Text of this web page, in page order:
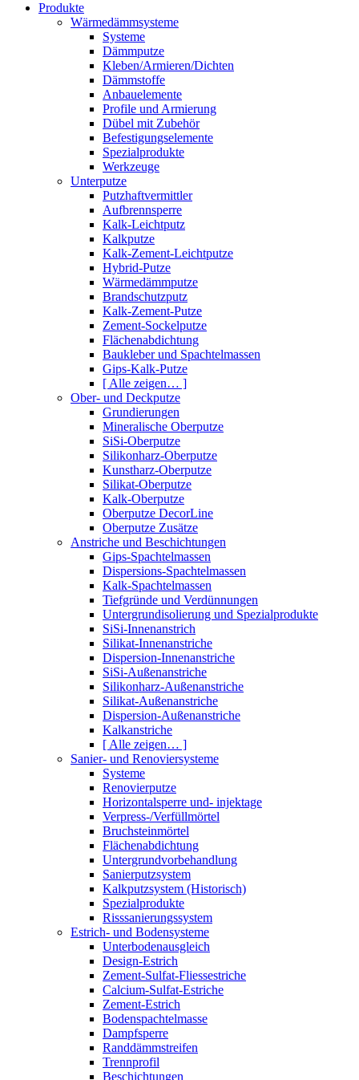
Produkte
Wärmedämmsysteme
Systeme
Dämmputze
Kleben/Armieren/Dichten
Dämmstoffe
Anbauelemente
Profile und Armierung
Dübel mit Zubehör
Befestigungselemente
Spezialprodukte
Werkzeuge
Unterputze
Putzhaftvermittler
Aufbrennsperre
Kalk-Leichtputz
Kalkputze
Kalk-Zement-Leichtputze
Hybrid-Putze
Wärmedämmputze
Brandschutzputz
Kalk-Zement-Putze
Zement-Sockelputze
Flächenabdichtung
Baukleber und Spachtelmassen
Gips-Kalk-Putze
[ Alle zeigen… ]
Ober- und Deckputze
Grundierungen
Mineralische Oberputze
SiSi-Oberputze
Silikonharz-Oberputze
Kunstharz-Oberputze
Silikat-Oberputze
Kalk-Oberputze
Oberputze DecorLine
Oberputze Zusätze
Anstriche und Beschichtungen
Gips-Spachtelmassen
Dispersions-Spachtelmassen
Kalk-Spachtelmassen
Tiefgründe und Verdünnungen
Untergrundisolierung und Spezialprodukte
SiSi-Innenanstrich
Silikat-Innenanstriche
Dispersion-Innenanstriche
SiSi-Außenanstriche
Silikonharz-Außenanstriche
Silikat-Außenanstriche
Dispersion-Außenanstriche
Kalkanstriche
[ Alle zeigen… ]
Sanier- und Renoviersysteme
Systeme
Renovierputze
Horizontalsperre und- injektage
Verpress-/Verfüllmörtel
Bruchsteinmörtel
Flächenabdichtung
Untergrundvorbehandlung
Sanierputzsystem
Kalkputzsystem (Historisch)
Spezialprodukte
Risssanierungssystem
Estrich- und Bodensysteme
Unterbodenausgleich
Design-Estrich
Zement-Sulfat-Fliessestriche
Calcium-Sulfat-Estriche
Zement-Estrich
Bodenspachtelmasse
Dampfsperre
Randdämmstreifen
Trennprofil
Beschichtungen